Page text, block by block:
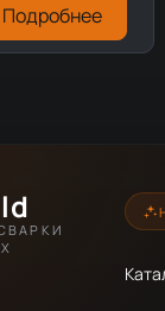
Подробнее